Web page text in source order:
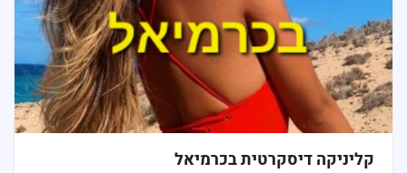
קליניקה דיסקרטית בכרמיאל